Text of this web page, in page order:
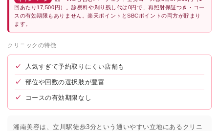
回あたり17,500円）。診察料や剃り残し代は0円で、再照射保証つき・コー
スの有効期限もありません。楽天ポイントとSBCポイントの両方が貯まり
ます。
クリニックの特徴
✓ 人気すぎて予約取りにくい店舗も
✓ 部位や回数の選択肢が豊富
✓ コースの有効期限なし
湘南美容は、立川駅徒歩3分という通いやすい立地にあるクリニ